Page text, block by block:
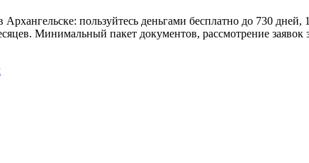
пользуйтесь деньгами бесплатно до 730
Минимальный пакет документов, рассмотрение заявок